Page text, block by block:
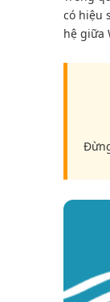
có hiệu
hệ giữa